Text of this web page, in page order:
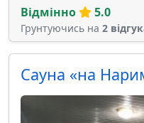
Відмінно 5.0
Грунтуючись на 2
Сауна «на